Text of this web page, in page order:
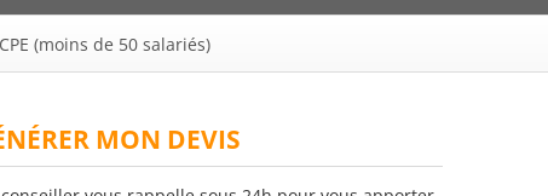
(moins de 50 salariés)
MON DEVIS